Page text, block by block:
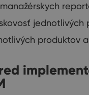
jednotlivých
produktov a